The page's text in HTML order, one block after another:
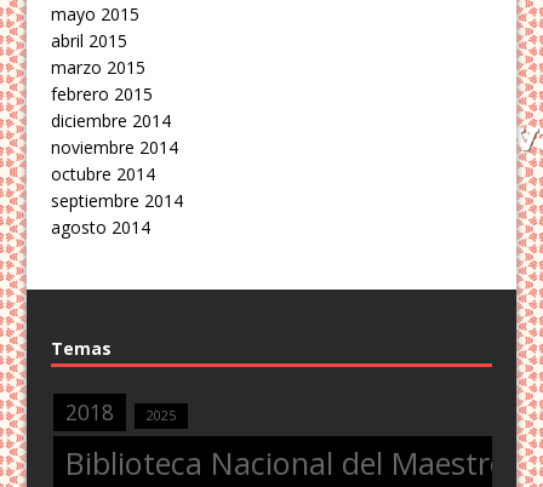
mayo 2015
abril 2015
marzo 2015
febrero 2015
diciembre 2014
noviembre 2014
octubre 2014
septiembre 2014
agosto 2014
Temas
2018 2025
Biblioteca Nacional del Maestro